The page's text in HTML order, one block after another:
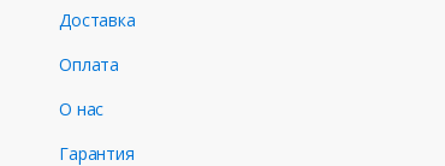
Доставка
Оплата
О нас
Гарантия